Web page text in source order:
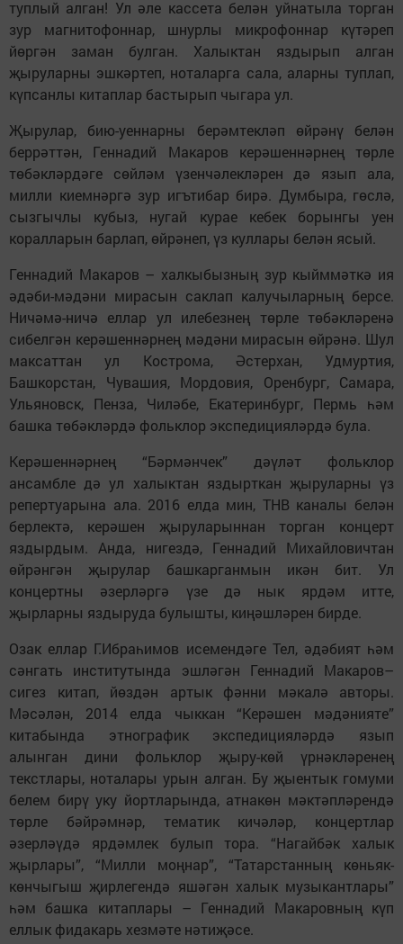
туплый алган! Ул әле кассета белән уйнатыла торган
зур магнитофоннар, шнурлы микрофоннар күтәреп
йөргән заман булган. Халыктан яздырып алган
җыруларны эшкәртеп, ноталарга сала, аларны туплап,
күпсанлы китаплар бастырып чыгара ул.
Җырулар, бию-уеннарны берәмтекләп өйрәнү белән
беррәттән, Геннадий Макаров керәшеннәрнең төрле
төбәкләрдәге сөйләм үзенчәлекләрен дә язып ала,
милли киемнәргә зур игътибар бирә. Думбыра, гөслә,
сызгычлы кубыз, нугай курае кебек борынгы уен
коралларын барлап, өйрәнеп, үз куллары белән ясый.
Геннадий Макаров – халкыбызның зур кыйммәткә ия
әдәби-мәдәни мирасын саклап калучыларның берсе.
Ничәмә-ничә еллар ул илебезнең төрле төбәкләренә
сибелгән керәшеннәрнең мәдәни мирасын өйрәнә. Шул
максаттан ул Кострома, Әстерхан, Удмуртия,
Башкорстан, Чувашия, Мордовия, Оренбург, Самара,
Ульяновск, Пенза, Чиләбе, Екатеринбург, Пермь һәм
башка төбәкләрдә фольклор экспедицияләрдә була.
Керәшеннәрнең “Бәрмәнчек” дәүләт фольклор
ансамбле дә ул халыктан яздырткан җыруларны үз
репертуарына ала. 2016 елда мин, ТНВ каналы белән
берлектә, керәшен җыруларыннан торган концерт
яздырдым. Анда, нигездә, Геннадий Михайловичтан
өйрәнгән җырулар башкарганмын икән бит. Ул
концертны әзерләргә үзе дә нык ярдәм итте,
җырларны яздыруда булышты, киңәшләрен бирде.
Озак еллар Г.Ибраһимов исемендәге Тел, әдәбият һәм
сәнгать институтында эшләгән Геннадий Макаров–
сигез китап, йөздән артык фәнни мәкалә авторы.
Мәсәлән, 2014 елда чыккан “Керәшен мәдәнияте”
китабында этнографик экспедицияләрдә язып
алынган дини фольклор җыру-көй үрнәкләренең
текстлары, ноталары урын алган. Бу җыентык гомуми
белем бирү уку йортларында, атнакөн мәктәпләрендә
төрле бәйрәмнәр, тематик кичәләр, концертлар
әзерләүдә ярдәмлек булып тора. “Нагайбәк халык
җырлары”, “Милли моңнар”, “Татарстанның көньяк-
көнчыгыш җирлегендә яшәгән халык музыкантлары”
һәм башка китаплары – Геннадий Макаровның күп
еллык фидакарь хезмәте нәтиҗәсе.